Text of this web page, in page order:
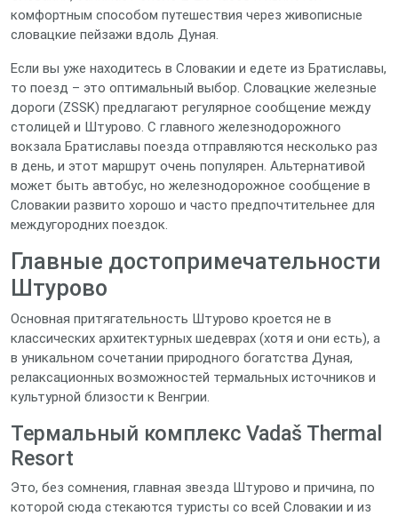
комфортным способом путешествия через живописные
словацкие пейзажи вдоль Дуная.
Если вы уже находитесь в Словакии и едете из Братиславы,
то поезд – это оптимальный выбор. Словацкие железные
дороги (ZSSK) предлагают регулярное сообщение между
столицей и Штурово. С главного железнодорожного
вокзала Братиславы поезда отправляются несколько раз
в день, и этот маршрут очень популярен. Альтернативой
может быть автобус, но железнодорожное сообщение в
Словакии развито хорошо и часто предпочтительнее для
междугородних поездок.
Главные достопримечательности
Штурово
Основная притягательность Штурово кроется не в
классических архитектурных шедеврах (хотя и они есть), а
в уникальном сочетании природного богатства Дуная,
релаксационных возможностей термальных источников и
культурной близости к Венгрии.
Термальный комплекс Vadaš Thermal
Resort
Это, без сомнения, главная звезда Штурово и причина, по
которой сюда стекаются туристы со всей Словакии и из